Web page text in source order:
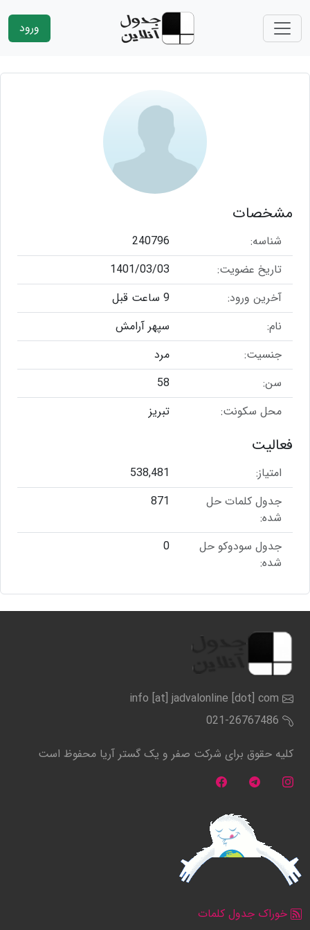
ورود
مشخصات
شناسه:
240796
تاریخ عضویت:
1401/03/03
آخرین ورود:
9 ساعت قبل
نام:
سپهر آرامش
جنسیت:
مرد
سن:
58
محل سکونت:
تبریز
فعالیت
امتیاز:
538,481
جدول کلمات حل
شده:
871
جدول سودوکو حل
شده:
0
info [at] jadvalonline [dot] com
021-26767486
کلیه حقوق برای شرکت صفر و یک گستر آریا محفوظ است
خوراک جدول کلمات